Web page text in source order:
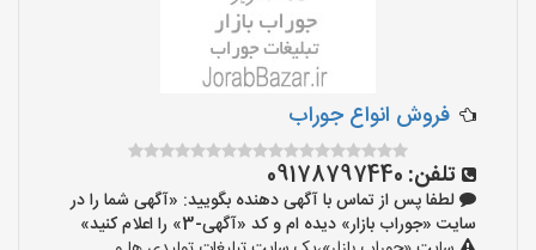
فروش انواع جوراب
تلفن: 09178797440
لطفا پس از تماس با آگهی دهنده بگویید: «آگهی شما را در
سایت «جوراب بازار» دیده ام و کد «آگهی-3» را اعلام کنید»